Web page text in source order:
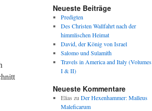
Neueste Beiträge
Predigten
Des Christen Wallfahrt nach der
himmlischen Heimat
David, der König von Israel
Salomo und Sulamith
Travels in America and Italy (Volumes
I & II)
Neueste Kommentare
Elias zu Der Hexenhammer: Malleus
Maleficarum